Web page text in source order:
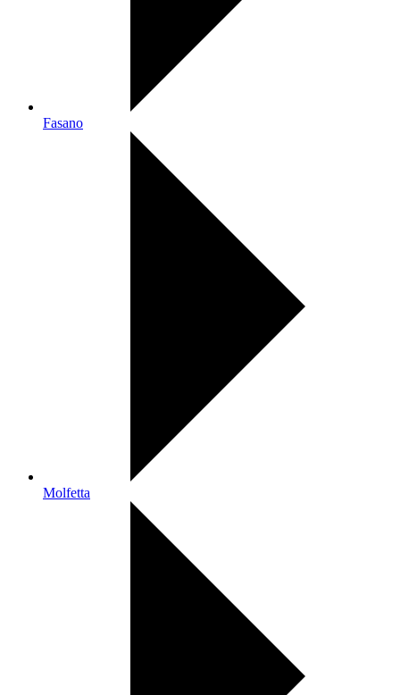
Fasano
Molfetta